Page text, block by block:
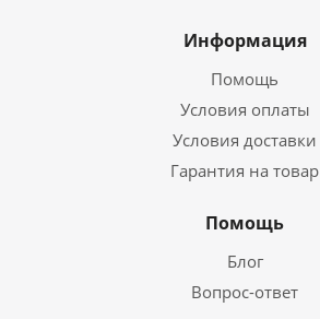
Информация
Помощь
Условия оплаты
Условия доставки
Гарантия на товар
Помощь
Блог
Вопрос-ответ